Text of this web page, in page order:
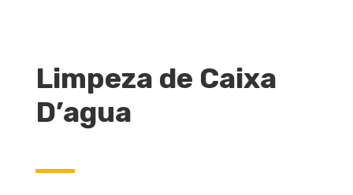
Limpeza de Caixa
D’agua